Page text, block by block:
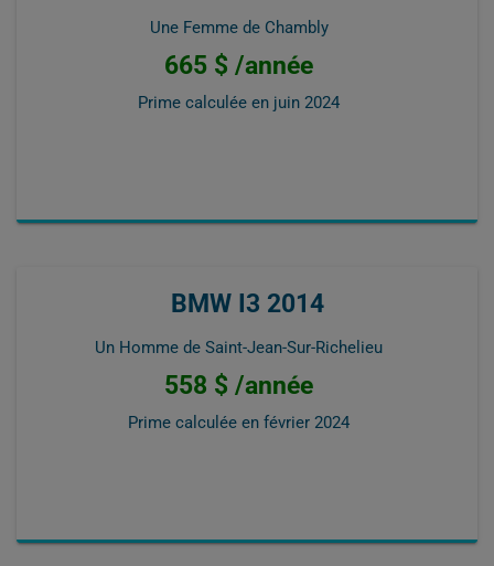
Une Femme de Chambly
665 $ /année
Prime calculée en juin 2024
BMW I3 2014
Un Homme de Saint-Jean-Sur-Richelieu
558 $ /année
Prime calculée en février 2024